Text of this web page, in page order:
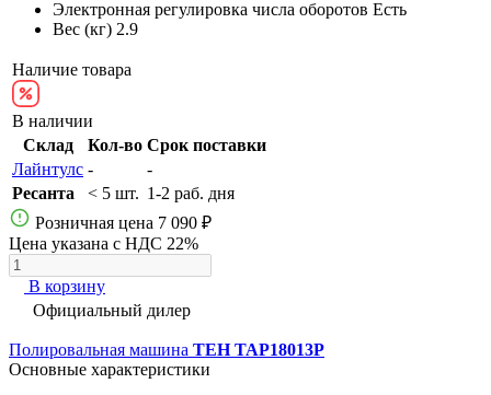
Электронная регулировка числа оборотов Есть
Вес (кг) 2.9
Наличие товара
В наличии
Склад
Кол-во Срок поставки
Лайнтулс -
-
Ресанта
< 5 шт. 1-2 раб. дня
Розничная цена 7 090 ₽
Цена указана с НДС 22%
В корзину
Официальный дилер
Полировальная машина TEH TAP18013P
Основные характеристики